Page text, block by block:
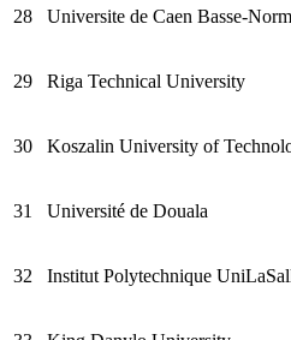
28 Universite de Caen
29 Riga Technical University
30 Koszalin University of
31 Université de Douala
32 Institut Polytechnique